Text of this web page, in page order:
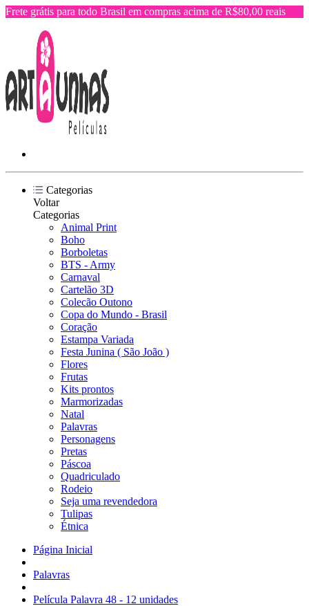
Frete grátis para todo Brasil em compras acima de R$80,00 reais
Categorias
Voltar
Categorias
Animal Print
Boho
Borboletas
BTS - Army
Carnaval
Cartelão 3D
Colecão Outono
Copa do Mundo - Brasil
Coração
Estampa Variada
Festa Junina ( São João )
Flores
Frutas
Kits prontos
Marmorizadas
Natal
Palavras
Personagens
Pretas
Páscoa
Quadriculado
Rodeio
Seja uma revendedora
Tulipas
Étnica
Página Inicial
Palavras
Película Palavra 48 - 12 unidades